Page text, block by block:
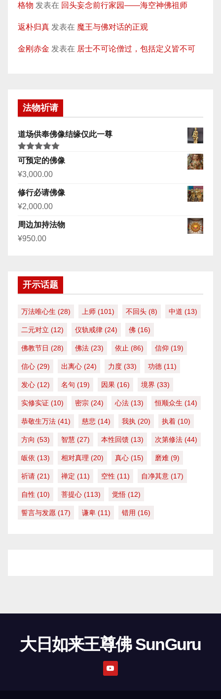
格物 发表在 回头妄念前行家园——海空神佛祖师
返朴归真 发表在 魔王与佛对话的正观
金刚赤金 发表在 居士不可论僧过，包括定义皆不可
法物祈请
道场供奉佛像结缘仅此一尊
评分5.00
&sol; 5
可预定的佛像
¥3,000.00
修行必请佛像
¥2,000.00
周边加持法物
¥950.00
开示话题
万法唯心生 (28) 上师 (101) 不回头 (8) 中道 (13)
二元对立 (12) 仪轨戒律 (24) 佛 (16)
佛教节日 (28) 佛法 (23) 依止 (86) 信仰 (19)
信心 (29) 出离心 (24) 力度 (33) 功德 (11)
发心 (12) 名句 (19) 因果 (16) 境界 (33)
实修实证 (10) 密宗 (24) 心法 (13) 恒顺众生 (14)
恭敬生万法 (41) 慈悲 (14) 我执 (20) 执着 (10)
方向 (53) 智慧 (27) 本性回馈 (13) 次第修法 (44)
皈依 (13) 相对真理 (20) 真心 (15) 磨难 (9)
祈请 (21) 禅定 (11) 空性 (11) 自净其意 (17)
自性 (10) 菩提心 (113) 觉悟 (12)
誓言与发愿 (17) 谦卑 (11) 错用 (16)
大日如来王尊佛 SunGuru